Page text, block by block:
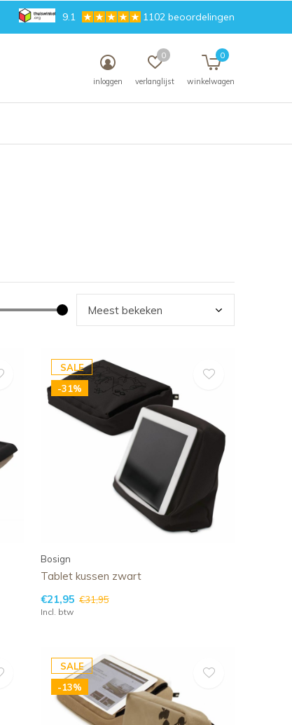
inloggen verlanglijst
0
winkelwagen
0
9.1 1102 beoordelingen
SALE
-31%
Bosign
Tablet kussen zwart
€21,95 €31,95
Incl. btw
SALE
-13%